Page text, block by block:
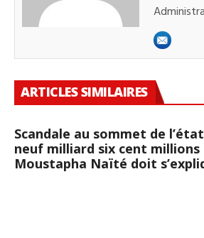
ARTICLES SIMILAIRES
Scandale au sommet de
neuf milliard six cent millions
Moustapha Naïté doit